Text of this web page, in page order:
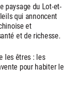
paysage du Lot-et-
qui annoncent
et
et de richesse.
les êtres : les
pour habiter le